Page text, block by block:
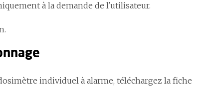
à la demande de l'utilisateur.
individuel à alarme, téléchargez la fiche